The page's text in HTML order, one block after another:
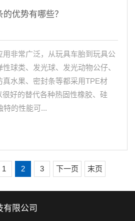
优势有哪些？
非常广泛，从玩具车胎到玩具公
球类、发光球、发光动物公仔、
水果、密封条等都采用TPE材
好的替代各种热固性橡胶、硅
特的性能可...
1 2 3 下一页 末页
有限公司